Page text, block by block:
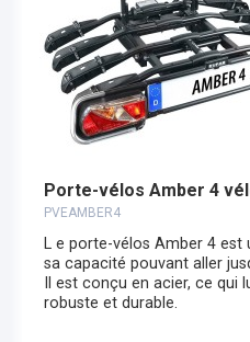
Porte-vélos Amber 4
PVEAMBER4
L e porte-vélos Amber 4
sa capacité pouvant aller
Il est conçu en acier, ce qui
robuste et durable.